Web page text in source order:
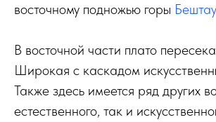
восточному подножью горы Бештау
В восточной части плато
Широкая с каскадом
Также здесь имеется ряд других
естественного, так и